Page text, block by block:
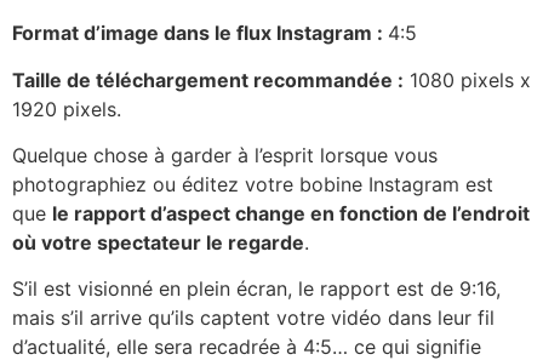
Format d’image dans le flux Instagram : 4:5
Taille de téléchargement recommandée : 1080 pixels x
1920 pixels.
Quelque chose à garder à l’esprit lorsque vous
photographiez ou éditez votre bobine Instagram est
que le rapport d’aspect change en fonction de l’endroit
où votre spectateur le regarde.
S’il est visionné en plein écran, le rapport est de 9:16,
mais s’il arrive qu’ils captent votre vidéo dans leur fil
d’actualité, elle sera recadrée à 4:5… ce qui signifie